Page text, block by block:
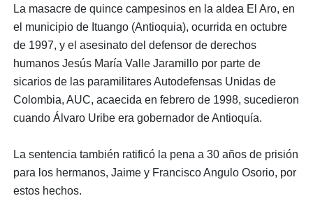
La masacre de quince campesinos en la aldea El Aro, en
el municipio de Ituango (Antioquia), ocurrida en octubre
de 1997, y el asesinato del defensor de derechos
humanos Jesús María Valle Jaramillo por parte de
sicarios de las paramilitares Autodefensas Unidas de
Colombia, AUC, acaecida en febrero de 1998, sucedieron
cuando Álvaro Uribe era gobernador de Antioquía.
La sentencia también ratificó la pena a 30 años de prisión
para los hermanos, Jaime y Francisco Angulo Osorio, por
estos hechos.